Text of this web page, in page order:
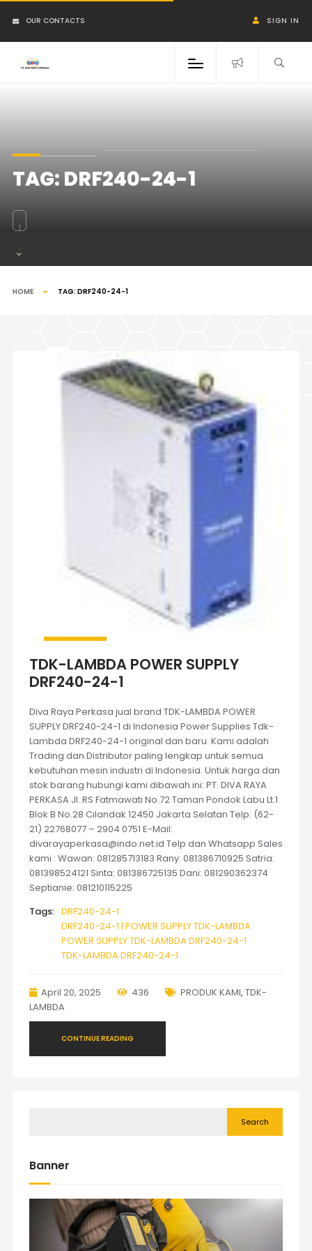
OUR CONTACTS SIGN IN
TAG:DRF240-24-1
HOME TAG: DRF240-24-1
TDK-LAMBDA POWER SUPPLY
DRF240-24-1
Diva Raya Perkasa jual brand TDK-LAMBDA POWER
SUPPLY DRF240-24-1 di Indonesia Power Supplies Tdk-
Lambda DRF240-24-1 original dan baru. Kami adalah
Trading dan Distributor paling lengkap untuk semua
kebutuhan mesin industri di Indonesia. Untuk harga dan
stok barang hubungi kami dibawah ini: PT. DIVA RAYA
PERKASA Jl. RS Fatmawati No.72 Taman Pondok Labu Lt.1
Blok B No.28 Cilandak 12450 Jakarta Selatan Telp: (62-
21) 22768077 – 2904 0751 E-Mail:
divarayaperkasa@indo.net.id Telp dan Whatsapp Sales
kami : Wawan: 081285713183 Rany: 081386710925 Satria:
081398524121 Sinta: 081386725135 Dani: 081290362374
Septianie: 081210115225
Tags: DRF240-24-1
DRF240-24-1 | POWER SUPPLY TDK-LAMBDA
POWER SUPPLY TDK-LAMBDA DRF240-24-1
TDK-LAMBDA DRF240-24-1
April 20, 2025 436 PRODUK KAMI, TDK-
LAMBDA
CONTINUE READING
Search
Banner